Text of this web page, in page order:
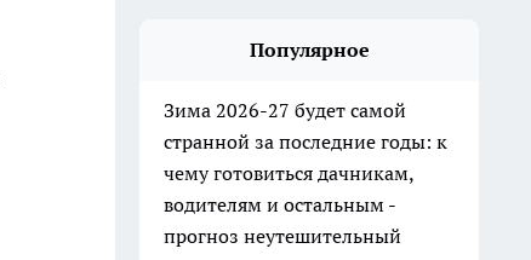
Популярное
Зима 2026-27 будет самой
странной за последние годы: к
чему готовиться дачникам,
водителям и остальным -
прогноз неутешительный